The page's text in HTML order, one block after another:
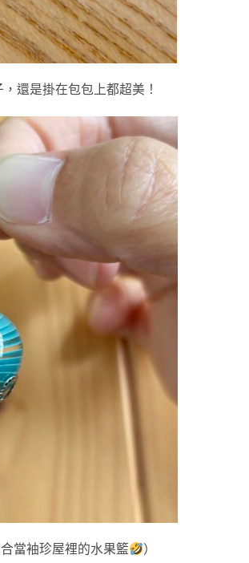
還是掛在包包上都超美！
當袖珍屋裡的水果籃 ）